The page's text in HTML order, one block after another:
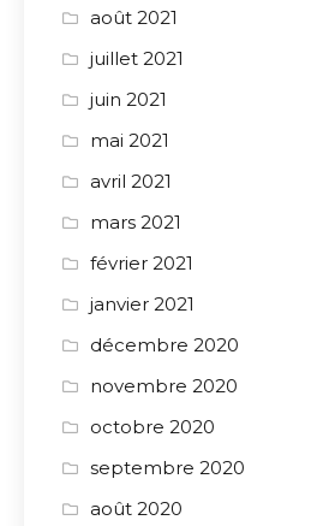
août 2021
juillet 2021
juin 2021
mai 2021
avril 2021
mars 2021
février 2021
janvier 2021
décembre 2020
novembre 2020
octobre 2020
septembre 2020
août 2020